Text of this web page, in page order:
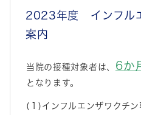
2023年度 インフル
案内
当院の接種対象者は、 6か
となります。
(１) インフルエンザワクチ